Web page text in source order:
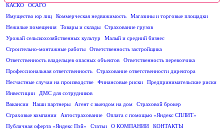
КАСКО ОСАГО
Имущество юр лиц
Коммерческая недвижимость
Магазины и торговые площадки
Нежилые помещения
Товары и склады
Страхование грузов
Урожай сельскохозяйственных культур
Малый и средний бизнес
Строительно-монтажные работы
Ответственность застройщика
Ответственность владельцев опасных объектов
Ответственность перевозчика
Профессиональная ответственность
Страхование ответственности директора
Несчастные случаи на производстве
Финансовые риски
Предпринимательские риски
Инвестиции
ДМС для сотрудников
Вакансии
Наши партнеры Агент с выездом на дом
Страховой брокер
Страховые компании
Автострахование
Оплата с помощью «Яндекс СПЛИТ»
Публичная оферта «Яндекс Пэй»
Статьи О КОМПАНИИ
КОНТАКТЫ